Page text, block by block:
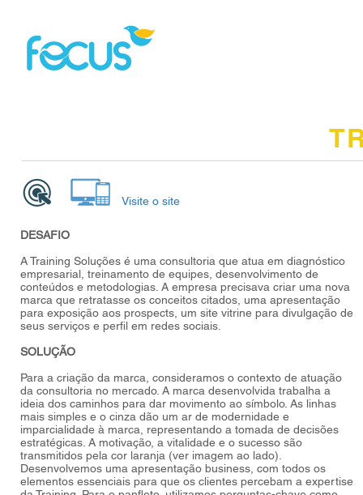
Visite o site
DESAFIO
A Training Soluções é uma consultoria que atua em diagnóstico
empresarial, treinamento de equipes, desenvolvimento de
conteúdos e metodologias. A empresa precisava criar uma nova
marca que retratasse os conceitos citados, uma apresentação
para exposição aos prospects, um site vitrine para divulgação de
seus serviços e perfil em redes sociais.
SOLUÇÃO
Para a criação da marca, consideramos o contexto de atuação
da consultoria no mercado. A marca desenvolvida trabalha a
ideia dos caminhos para dar movimento ao símbolo. As linhas
mais simples e o cinza dão um ar de modernidade e
imparcialidade à marca, representando a tomada de decisões
estratégicas. A motivação, a vitalidade e o sucesso são
transmitidos pela cor laranja (ver imagem ao lado).
Desenvolvemos uma apresentação business, com todos os
elementos essenciais para que os clientes percebam a expertise